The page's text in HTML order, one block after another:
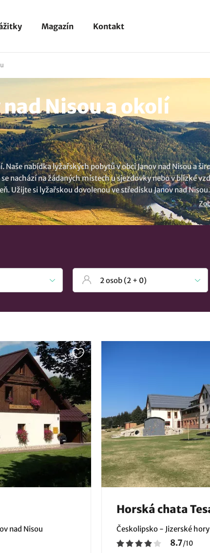
Magazín Kontakt
Nisou a okolí
nabídka lyžařských pobytů v obci Janov nad Nisou a
nachází na žádaných místech u sjezdovky nebo v blízké
Užijte si lyžařskou dovolenou ve středisku Janov nad Nisou.
nad Nisou
Horská chata
Českolipsko - Jizerské hory
8.7/10